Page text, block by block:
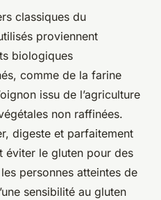
classiques du
proviennent
biologiques
comme de la farine
issu de l’agriculture
non raffinées.
digeste et parfaitement
éviter le gluten pour des
personnes atteintes de
sensibilité au gluten